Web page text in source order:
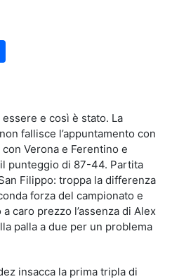
e così è stato. La
fallisce l’appuntamento con
Verona e Ferentino e
punteggio di 87-44. Partita
Filippo: troppa la differenza
forza del campionato e
caro prezzo l’assenza di Alex
palla a due per un problema
insacca la prima tripla di